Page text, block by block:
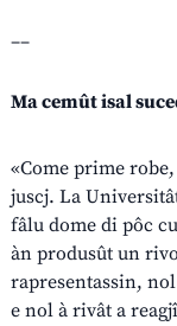
__
Ma cemût isal
«Come prime
juscj. La
fâlu dome di pôc
àn produsût un
rapresentassin,
e nol à rivât a